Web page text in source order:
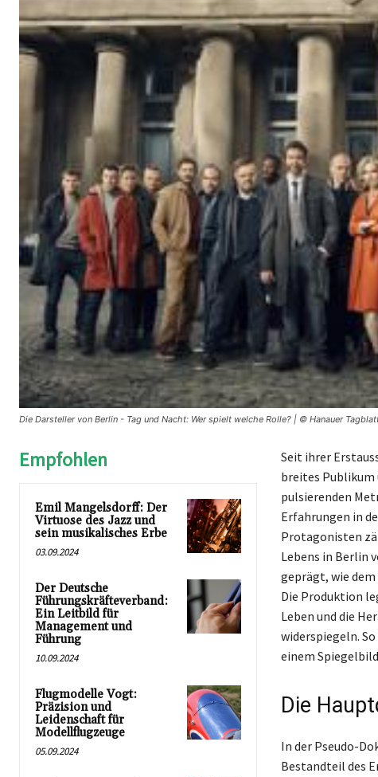
Die Darsteller von Berlin - Tag und Nacht: Wer spielt welche Rolle? | © Hanauer
Empfohlen
Emil Mangelsdorff: Der
Virtuose des Jazz und
sein musikalisches Erbe
03.09.2024
Der Deutsche
Führungskräfteverband:
Ein Leitbild für
Management und
Führung
10.09.2024
Flugmodelle Vogt:
Präzision und
Leidenschaft für
Modellflugzeuge
05.09.2024
Seit ihrer
breites Publikum
pulsierenden
Erfahrungen in
Protagonisten
Lebens in Berlin
geprägt, wie
Die Produktion
Leben und die
widerspiegeln.
einem
Die
In der Pseudo-
Bestandteil des